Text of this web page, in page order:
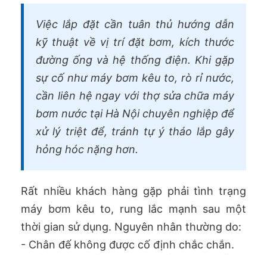
Việc lắp đặt cần tuân thủ hướng dẫn
kỹ thuật về vị trí đặt bơm, kích thước
đường ống và hệ thống điện. Khi gặp
sự cố như máy bơm kêu to, rò rỉ nước,
cần liên hệ ngay với thợ sửa chữa máy
bơm nước tại Hà Nội chuyên nghiệp để
xử lý triệt để, tránh tự ý tháo lắp gây
hỏng hóc nặng hơn.
Rất nhiều khách hàng gặp phải tình trạng
máy bơm kêu to, rung lắc mạnh sau một
thời gian sử dụng. Nguyên nhân thường do:
- Chân đế không được cố định chắc chắn.